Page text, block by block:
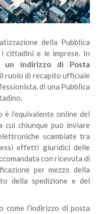
della Pubblica
cittadini e le imprese. In
indirizzo di Posta
ruolo di recapito ufficiale
di una Pubblica
l’equivalente online del
cui chiunque può inviare
scambiate tra
effetti giuridici delle
con ricevuta di
per mezzo della
della spedizione e del
come l’indirizzo di posta